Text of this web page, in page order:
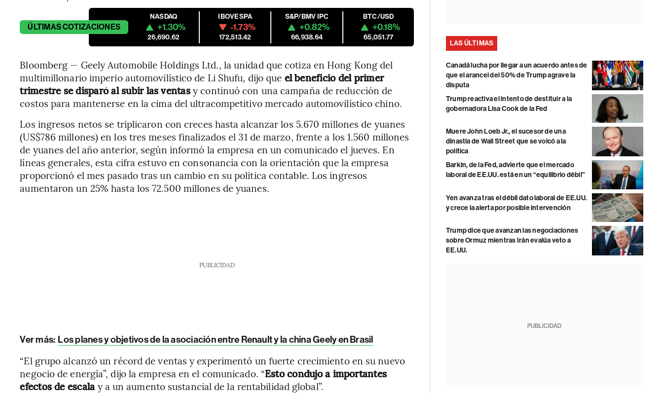
ÚLTIMASCOTIZACIONES
NASDAQ
+1.30%
26,690.62
IBOVESPA
-1.73%
172,513.42
S&P/BMV IPC
+0.82%
66,938.64
BTC/USD
+0.18%
65,051.77
Bloomberg — Geely Automobile Holdings Ltd., la unidad que cotiza en Hong Kong del
multimillonario imperio automovilístico de Li Shufu, dijo que el beneficio del primer
trimestre se disparó al subir las ventasy continuó con una campaña de reducción de
costos para mantenerse en la cima del ultracompetitivo mercado automovilístico chino.
Los ingresos netos se triplicaron con creces hasta alcanzar los 5.670 millones de yuanes
(US$786 millones) en los tres meses finalizados el 31 de marzo, frente a los 1.560 millones
de yuanes del año anterior, según informó la empresa en un comunicado el jueves. En
líneas generales, esta cifra estuvo en consonancia con la orientación que la empresa
proporcionó el mes pasado tras un cambio en su política contable. Los ingresos
aumentaron un 25% hasta los 72.500 millones de yuanes.
PUBLICIDAD
Ver más: Los planes y objetivos de la asociación entre Renault y la china Geely en Brasil
“El grupo alcanzó un récord de ventas y experimentó un fuerte crecimiento en su nuevo
negocio de energía”, dijo la empresa en el comunicado. “Esto condujo a importantes
efectos de escalay a un aumento sustancial de la rentabilidad global”.
LAS ÚLTIMAS
Canadá lucha por llegar a un acuerdo antes de
que el arancel del 50% de Trump agrave la
disputa
Trump reactiva el intento de destituir a la
gobernadora Lisa Cook de la Fed
Muere John Loeb Jr., el sucesor de una
dinastía de Wall Street que se volcó a la
política
Barkin, de la Fed, advierte que el mercado
laboral de EE.UU. está en un “equilibrio débil”
Yen avanza tras el débil dato laboral de EE.UU.
y crece la alerta por posible intervención
Trump dice que avanzan las negociaciones
sobre Ormuz mientras Irán evalúa veto a
EE.UU.
PUBLICIDAD